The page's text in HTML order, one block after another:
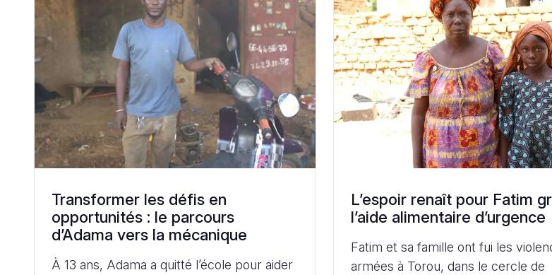
Transformer les défis en
opportunités : le parcours
d’Adama vers la mécanique
À 13 ans, Adama a quitté l’école pour aider
L’espoir renaît pour Fatim
l’aide alimentaire d’urgence
Fatim et sa famille ont fui les
armées à Torou, dans le cercle de